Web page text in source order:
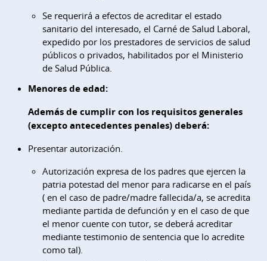
Se requerirá a efectos de acreditar el estado
sanitario del interesado, el Carné de Salud Laboral,
expedido por los prestadores de servicios de salud
públicos o privados, habilitados por el Ministerio
de Salud Pública.
Menores de edad:
Además de cumplir con los requisitos generales
(excepto antecedentes penales) deberá:
Presentar autorización.
Autorización expresa de los padres que ejercen la
patria potestad del menor para radicarse en el país
( en el caso de padre/madre fallecida/a, se acredita
mediante partida de defunción y en el caso de que
el menor cuente con tutor, se deberá acreditar
mediante testimonio de sentencia que lo acredite
como tal).